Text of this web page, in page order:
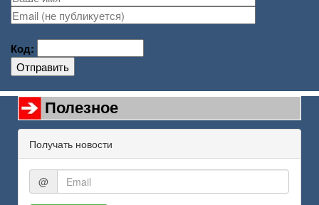
Код:
Отправить
Полезное
Получать новости
@